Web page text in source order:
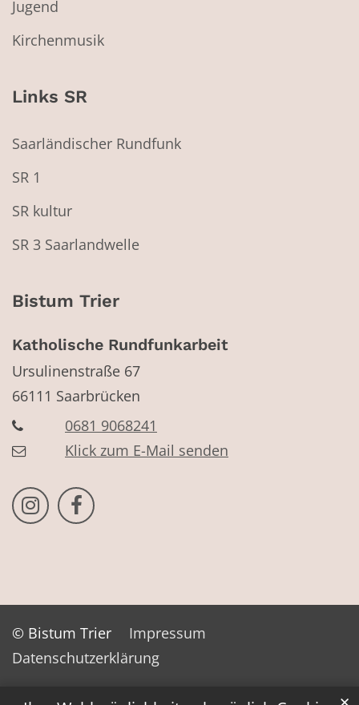
Jugend
Kirchenmusik
Links SR
Saarländischer Rundfunk
SR 1
SR kultur
SR 3 Saarlandwelle
Bistum Trier
Katholische Rundfunkarbeit
Ursulinenstraße 67
66111 Saarbrücken
0681 9068241
Klick zum E-Mail senden
Bistum Trier auf Instragram
Bistum Trier auf Facebook
© Bistum Trier
Impressum
Datenschutzerklärung